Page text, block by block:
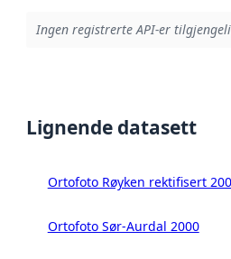
Ingen registrerte API-er
Lignende datasett
Ortofoto Røyken rektifisert
Ortofoto Sør-Aurdal 2000